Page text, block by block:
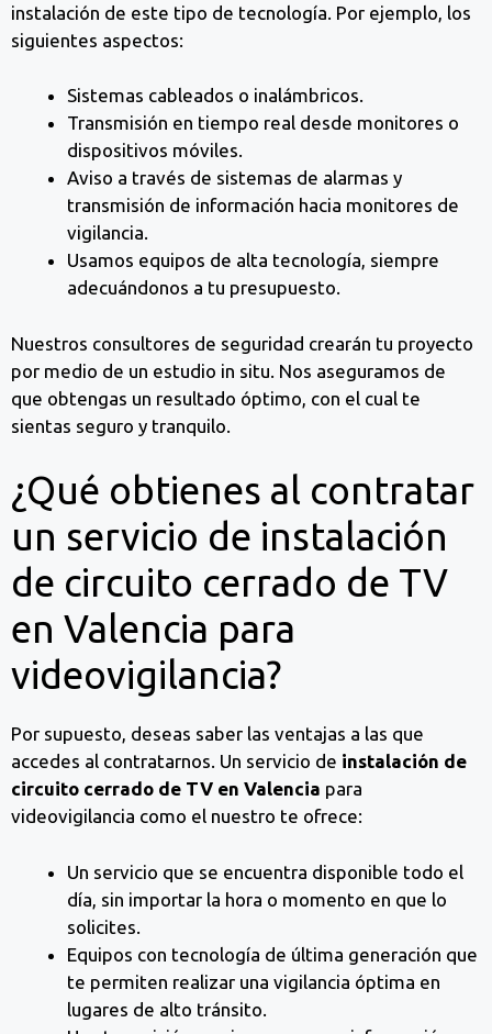
instalación de este tipo de tecnología. Por ejemplo, los
siguientes aspectos:
Sistemas cableados o inalámbricos.
Transmisión en tiempo real desde monitores o
dispositivos móviles.
Aviso a través de sistemas de alarmas y
transmisión de información hacia monitores de
vigilancia.
Usamos equipos de alta tecnología, siempre
adecuándonos a tu presupuesto.
Nuestros consultores de seguridad crearán tu proyecto
por medio de un estudio in situ. Nos aseguramos de
que obtengas un resultado óptimo, con el cual te
sientas seguro y tranquilo.
¿Qué obtienes al contratar
un servicio de instalación
de circuito cerrado de TV
en Valencia para
videovigilancia?
Por supuesto, deseas saber las ventajas a las que
accedes al contratarnos. Un servicio de instalación de
circuito cerrado de TV en Valencia para
videovigilancia como el nuestro te ofrece:
Un servicio que se encuentra disponible todo el
día, sin importar la hora o momento en que lo
solicites.
Equipos con tecnología de última generación que
te permiten realizar una vigilancia óptima en
lugares de alto tránsito.